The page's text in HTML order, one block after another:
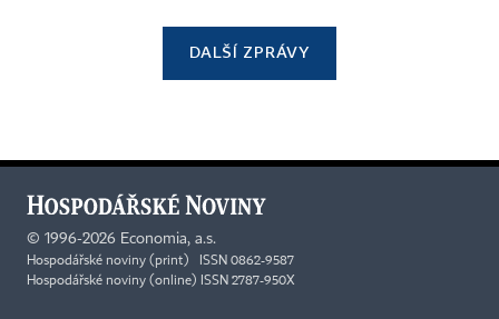
DALŠÍ ZPRÁVY
© 1996-2026 Economia, a.s.
Hospodářské noviny (print) ISSN 0862-9587
Hospodářské noviny (online) ISSN 2787-950X